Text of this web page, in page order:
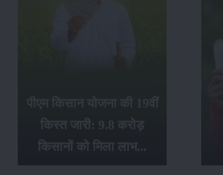
पीएम किसान योजना की 19वीं
किस्त जारी: 9.8 करोड़
किसानों को मिला लाभ...